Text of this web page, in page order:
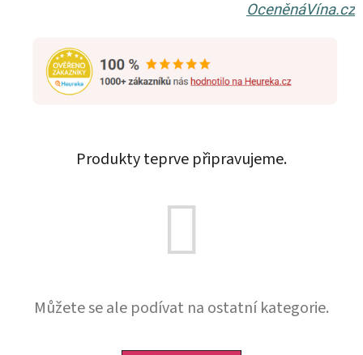
OceněnáVína.cz
Produkty teprve připravujeme.
Můžete se ale podívat na ostatní kategorie.